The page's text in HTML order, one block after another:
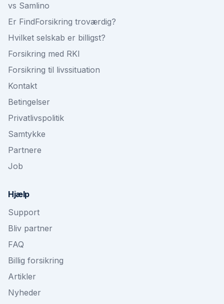
vs Samlino
Er FindForsikring troværdig?
Hvilket selskab er billigst?
Forsikring med RKI
Forsikring til livssituation
Kontakt
Betingelser
Privatlivspolitik
Samtykke
Partnere
Job
Hjælp
Support
Bliv partner
FAQ
Billig forsikring
Artikler
Nyheder